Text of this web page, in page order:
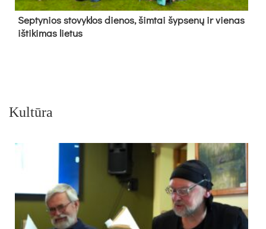
Sep­ty­nios sto­vyk­los die­nos, šim­tai šyp­se­nų ir vie­nas
iš­ti­ki­mas lie­tus
Kultūra